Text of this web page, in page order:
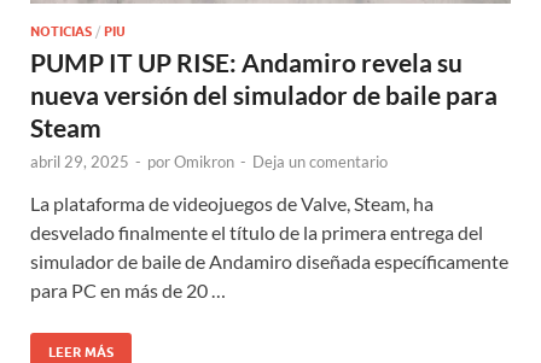
NOTICIAS / PIU
PUMP IT UP RISE: Andamiro revela su
nueva versión del simulador de baile para
Steam
abril 29, 2025 - porOmikron - Deja un comentario
La plataforma de videojuegos de Valve, Steam, ha
desvelado finalmente el título de la primera entrega del
simulador de baile de Andamiro diseñada específicamente
para PC en más de 20 …
LEER MÁS